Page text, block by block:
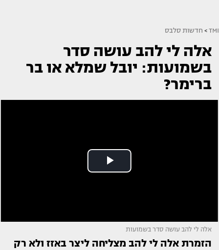
TMI
> חדשות סלבס
אלה לי להב עושה סדר
בשמועות: יובל שמלא או בר
ברימר?
אלה לי להב עושה סדר בשמועות
הזמרת אלה לי להב מצליחה ליצר באזז ולא רק